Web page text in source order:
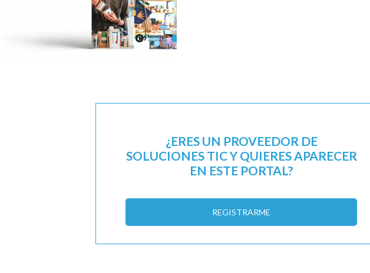
¿ERES UN PROVEEDOR DE
SOLUCIONES TIC Y QUIERES APARECER
EN ESTE PORTAL?
REGISTRARME